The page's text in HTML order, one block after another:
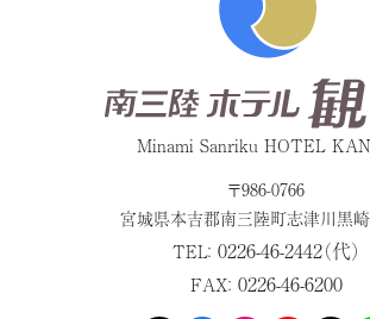
Minami Sanriku HOTEL
〒986-0766
宮城県本吉郡南三陸町志津川黒
TEL： 0226-46-2442（代）
FAX： 0226-46-6200